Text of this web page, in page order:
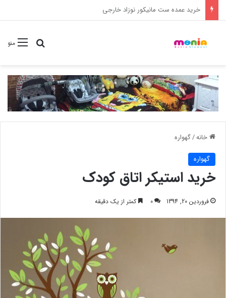
خرید شامپو سر و بدن 500 میل کودک موستلا
منوجستجو
خانه/گهواره
گهواره
خرید استیکر اتاق کودک
فروردین 20, 1394 0 کمتر از یک دقیقه